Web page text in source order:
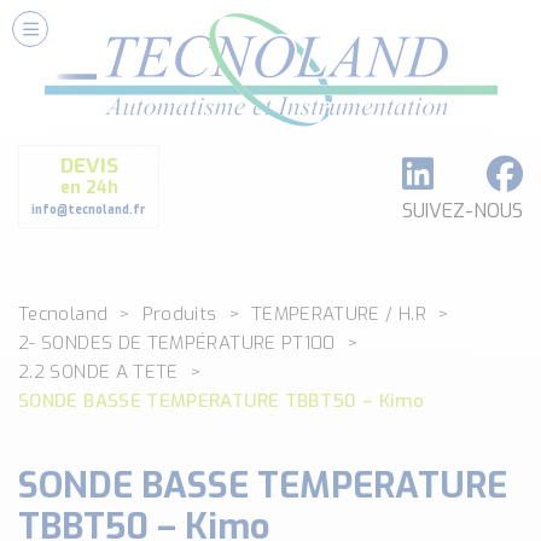
DEVIS
en 24h
info@tecnoland.fr SUIVEZ-NOUS
Nos Services
Conseils et Fourniture
Formation et Assistance
Architecture I-O Link multi fabricants
Classé par catégorie
DEBIT
DETECTION
ENREGISTREUR + ACQUISITION DE DONNEES
Voir toutes les catégories …
Tecnoland Produits
TEMPERATURE / H.R
2- SONDES DE TEMPÉRATURE PT100
2.2 SONDE A TETE
SONDE BASSE TEMPERATURE TBBT50 – Kimo
SONDE BASSE TEMPERATURE
TBBT50 – Kimo